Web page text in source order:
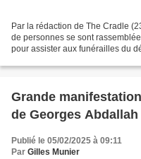
Par la rédaction de The Cradle
de personnes se sont
pour assister aux funérailles du
Grande
de Georges Abdallah
Publié le 05/02/2025 à 09:11
Par Gilles Munier